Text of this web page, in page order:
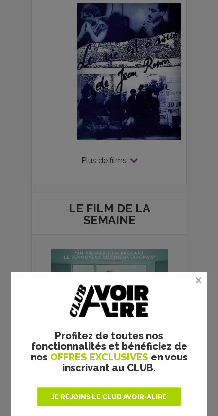
Profitez de toutes nos
fonctionnalités et bénéficiez de
nos OFFRES EXCLUSIVES en vous
inscrivant au CLUB.
JE REJOINS LE CLUB AVOIR-ALIRE
Plus de films
LE FILM DE LA
SEMAINE